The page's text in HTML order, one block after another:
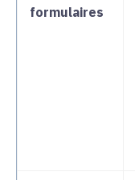
formulaires